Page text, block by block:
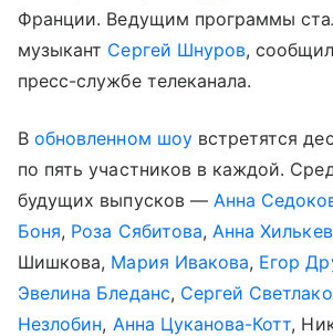
Франции. Ведущим программы
музыкант Сергей Шнуров,
пресс-службе телеканала.
Вобновленном шоувстретятся
по пять участников в каждой.
будущих выпусков — Анна
Боня, Роза Сябитова,Анна
Шишкова, Мария Ивакова, Егор
Эвелина Бледанс, Сергей
Незлобин, Анна Цуканова-Котт,